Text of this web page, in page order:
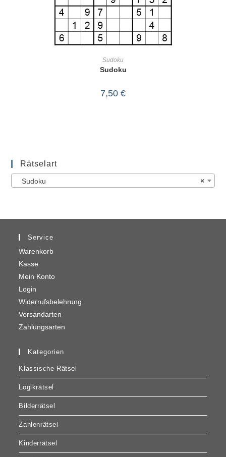
Sudoku
Sudoku
7,50 €
Rätselart
×
Sudoku
Service
Warenkorb
Kasse
Mein Konto
Login
Widerrufsbelehrung
Versandarten
Zahlungsarten
Kategorien
Klassische Rätsel
Logikrätsel
Bilderrätsel
Zahlenrätsel
Kinderrätsel